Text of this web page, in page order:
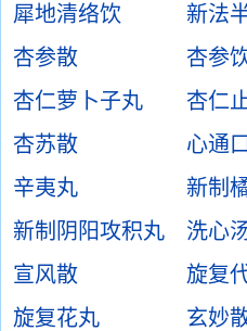
犀地清络饮
新法
杏参散
杏参
杏仁萝卜子丸
杏仁
杏苏散
心通
辛夷丸
新制
新制阴阳攻积丸
洗心
宣风散
旋复
旋复花丸
玄妙